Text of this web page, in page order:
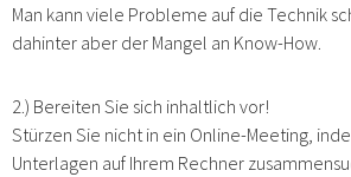
Man kann viele Probleme auf die Technik
dahinter aber der Mangel an Know-How.
2.) Bereiten Sie sich inhaltlich vor!
Stürzen Sie nicht in ein Online-Meeting,
Unterlagen auf Ihrem Rechner